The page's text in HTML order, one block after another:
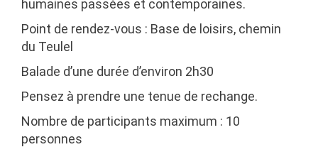
humaines passées et contemporaines.
Point de rendez-vous : Base de loisirs, chemin
du Teulel
Balade d’une durée d’environ 2h30
Pensez à prendre une tenue de rechange.
Nombre de participants maximum : 10
personnes